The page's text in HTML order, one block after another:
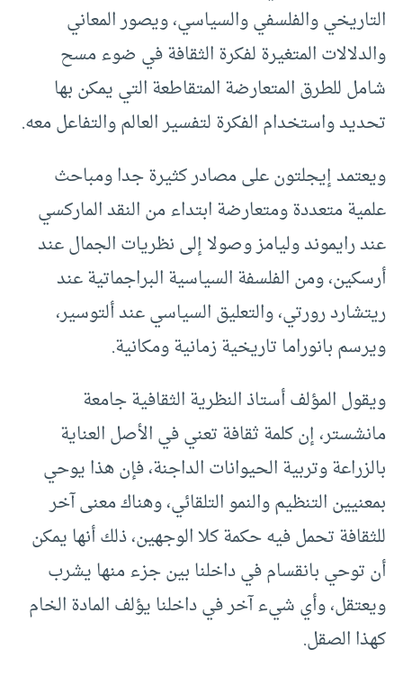
التاريخي والفلسفي والسياسي، ويصور المعاني
والدلالات المتغيرة لفكرة الثقافة في ضوء مسح
شامل للطرق المتعارضة المتقاطعة التي يمكن بها
تحديد واستخدام الفكرة لتفسير العالم والتفاعل معه.
ويعتمد إيجلتون على مصادر كثيرة جدا ومباحث
علمية متعددة ومتعارضة ابتداء من النقد الماركسي
عند رايموند وليامز وصولا إلى نظريات الجمال عند
أرسكين، ومن الفلسفة السياسية البراجماتية عند
ريتشارد رورتي، والتعليق السياسي عند ألتوسير،
ويرسم بانوراما تاريخية زمانية ومكانية.
ويقول المؤلف أستاذ النظرية الثقافية جامعة
مانشستر، إن كلمة ثقافة تعني في الأصل العناية
بالزراعة وتربية الحيوانات الداجنة، فإن هذا يوحي
بمعنيين التنظيم والنمو التلقائي، وهناك معنى آخر
للثقافة تحمل فيه حكمة كلا الوجهين، ذلك أنها يمكن
أن توحي بانقسام في داخلنا بين جزء منها يشرب
ويعتقل، وأي شيء آخر في داخلنا يؤلف المادة الخام
كهذا الصقل.